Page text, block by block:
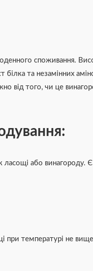
споживання.
та незамінних
від того, чи це
або винагороду.
при температурі не